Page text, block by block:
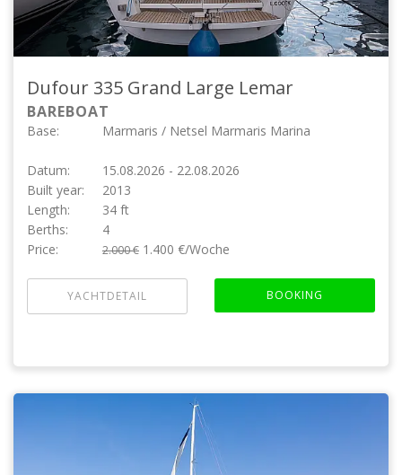
Dufour 335 Grand Large Lemar
BAREBOAT
Base: Marmaris / Netsel Marmaris Marina
Datum:
15.08.2026 - 22.08.2026
Built year:
2013
Length:
34 ft
Berths:
4
Price:
2.000 € 1.400 €/Woche
YACHTDETAIL BOOKING